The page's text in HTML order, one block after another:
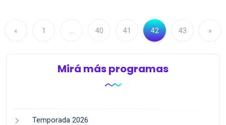
« 1 40 41 42 43 »
Mirá más programas
Temporada 2026